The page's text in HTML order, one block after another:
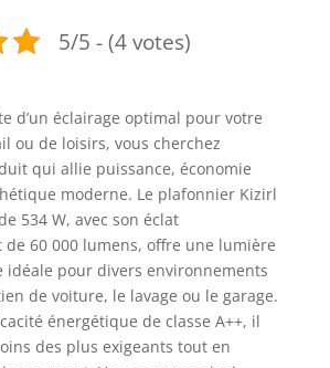
5/5 - (4 votes)
d’un éclairage optimal pour votre
ou de loisirs, vous cherchez
qui allie puissance, économie
moderne. Le plafonnier Kizirl
534 W, avec son éclat
60 000 lumens, offre une lumière
idéale pour divers environnements
de voiture, le lavage ou le garage.
énergétique de classe A++, il
des plus exigeants tout en